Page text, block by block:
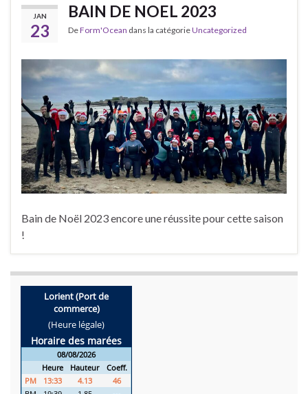
JAN
23
BAIN DE NOEL 2023
DeForm'Ocean dans la catégorieUncategorized
Bain de Noël 2023 encore une réussite pour cette saison
!